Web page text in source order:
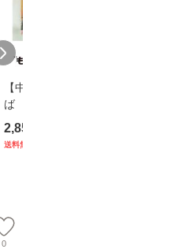
【中古】 耳をすませ
ば 〈2枚組〉 [DVD] /
ブエナ・ビスタ・ホー
ム・エンターテイメン
2,852
送料無料
0